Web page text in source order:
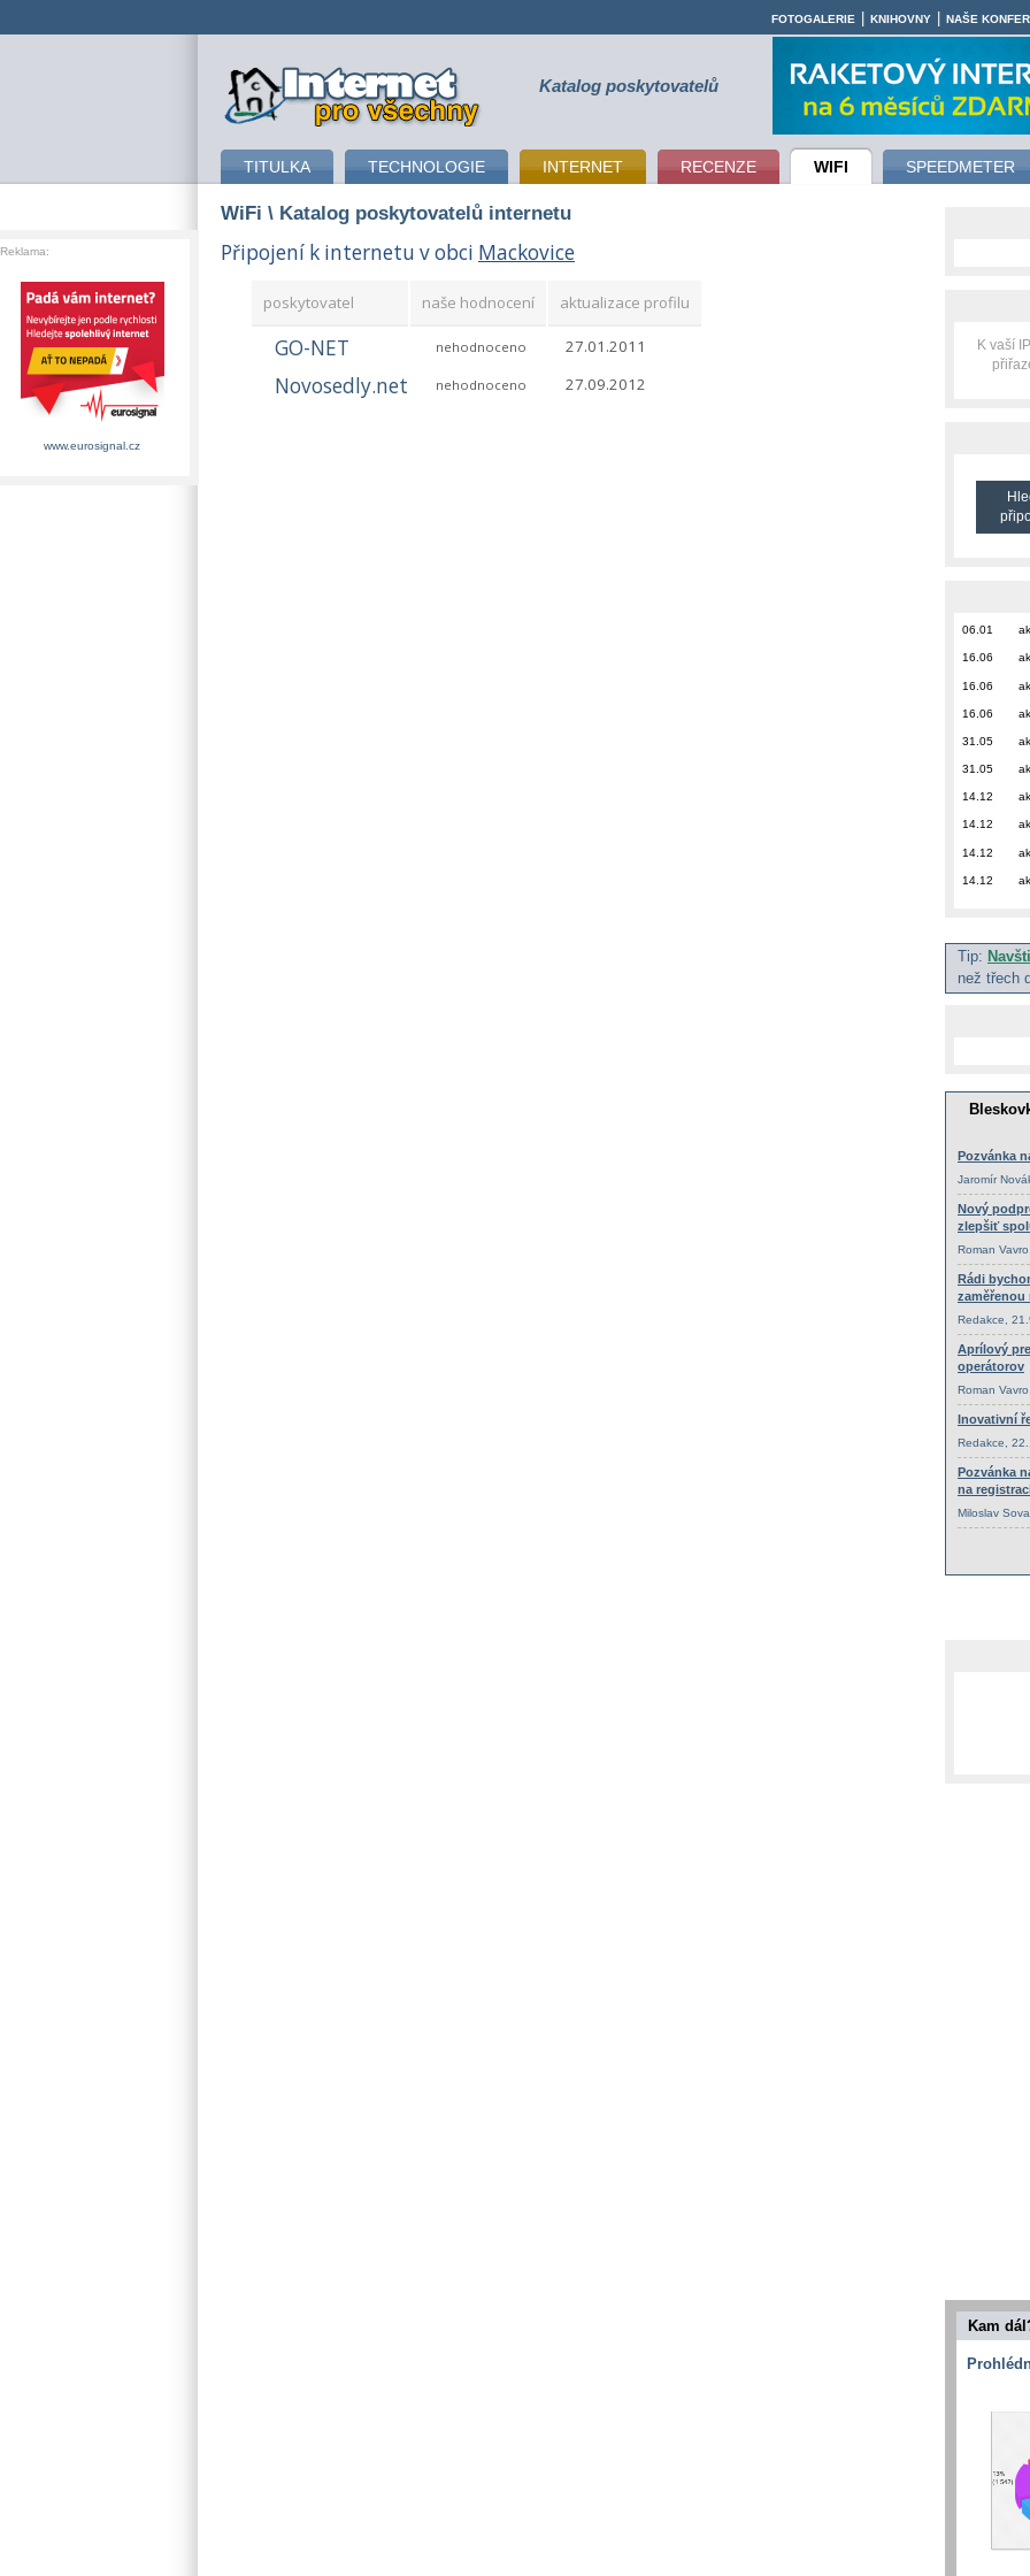
připojení k internetu Katalog poskytovatelů
TITULKA TECHNOLOGIE INTERNET RECENZE WIFI SPEEDMETER
FOTOGALERIE KNIHOVNY NAŠE
WiFi \ Katalog poskytovatelů internetu
Připojení k internetu v obci Mackovice
poskytovatel naše hodnocení aktualizace profilu
GO-NET nehodnoceno 27.01.2011
Novosedly.net nehodnoceno 27.09.2012
K vaší
06.01
16.06
16.06
16.06
31.05
31.05
14.12
14.12
14.12
14.12
Tip:
než třech
Kam
Reklama:
www.eurosignal.cz